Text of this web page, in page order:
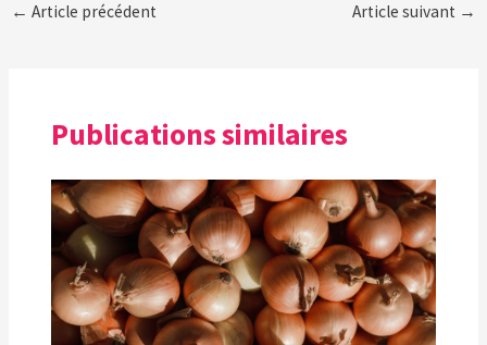
← Article précédent Article suivant →
Publications similaires